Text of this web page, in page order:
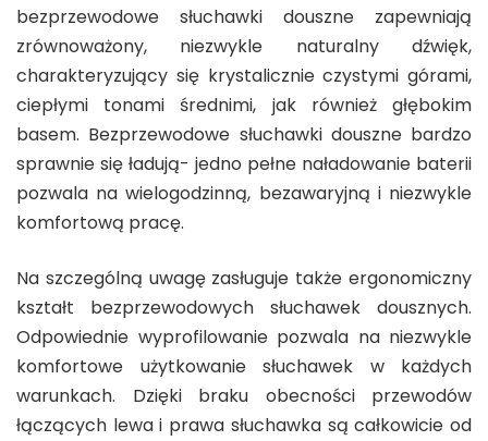
bezprzewodowe słuchawki douszne zapewniają
zrównoważony, niezwykle naturalny dźwięk,
charakteryzujący się krystalicznie czystymi górami,
ciepłymi tonami średnimi, jak również głębokim
basem. Bezprzewodowe słuchawki douszne bardzo
sprawnie się ładują- jedno pełne naładowanie baterii
pozwala na wielogodzinną, bezawaryjną i niezwykle
komfortową pracę.
Na szczególną uwagę zasługuje także ergonomiczny
kształt bezprzewodowych słuchawek dousznych.
Odpowiednie wyprofilowanie pozwala na niezwykle
komfortowe użytkowanie słuchawek w każdych
warunkach. Dzięki braku obecności przewodów
łączących lewa i prawa słuchawka są całkowicie od